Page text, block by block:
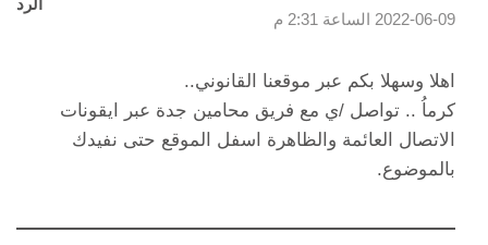
2022-06-09 الساعة 2:31 م
الرد
اهلا وسهلا بكم عبر موقعنا القانوني..
كرماُ .. تواصل /ي مع فريق محامين جدة عبر ايقونات
الاتصال العائمة والظاهرة اسفل الموقع حتى نفيدك
بالموضوع.